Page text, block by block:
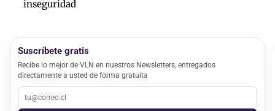
inseguridad
Suscríbete gratis
Recibe lo mejor de VLN en nuestros Newsletters, entregados
directamente a usted de forma gratuita